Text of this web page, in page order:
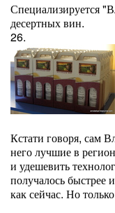
Специализируется
десертных вин.
26.
Кстати говоря, сам
него лучшие в
и удешевить
получалось быстрее
как сейчас. Но